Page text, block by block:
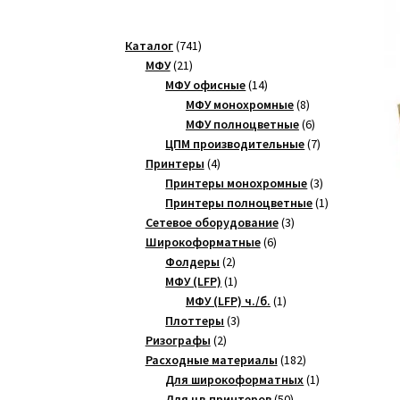
Каталог 741741
МФУ 2121
товар
МФУ офисные 1414
товаров
МФУ монохромные 88
товаров
МФУ полноцветные 66
товаров
ЦПМ производительные 77
Принтеры 44
товара
Принтеры монохромные 33
товара
Принтеры полноцветные 11
Сетевое оборудование 33
Широкоформатные 66
Фолдеры 22
товара
МФУ (LFP) 11
товар
МФУ (LFP) ч./б. 11
Плоттеры 33
Ризографы 22
товара
Расходные материалы 182182
товара
Для широкоформатных 11